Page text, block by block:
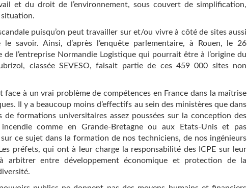
et du droit de l’environnement, sous couvert de simplification,
situation.
puisqu’on peut travailler sur et/ou vivre à côté de sites aussi
le savoir. Ainsi, d’après l’enquête parlementaire, à Rouen, le 26
de l’entreprise Normandie Logistique qui pourrait être à l’origine du
classée SEVESO, faisait partie de ces 459 000 sites non
face à un vrai problème de compétences en France dans la maîtrise
Il y a beaucoup moins d’effectifs au sein des ministères que dans
de formations universitaires assez poussées sur la conception des
comme en Grande-Bretagne ou aux Etats-Unis et pas
ce sujet dans la formation de nos techniciens, de nos ingénieurs
préfets, qui ont à leur charge la responsabilité des ICPE sur leur
arbitrer entre développement économique et protection de la